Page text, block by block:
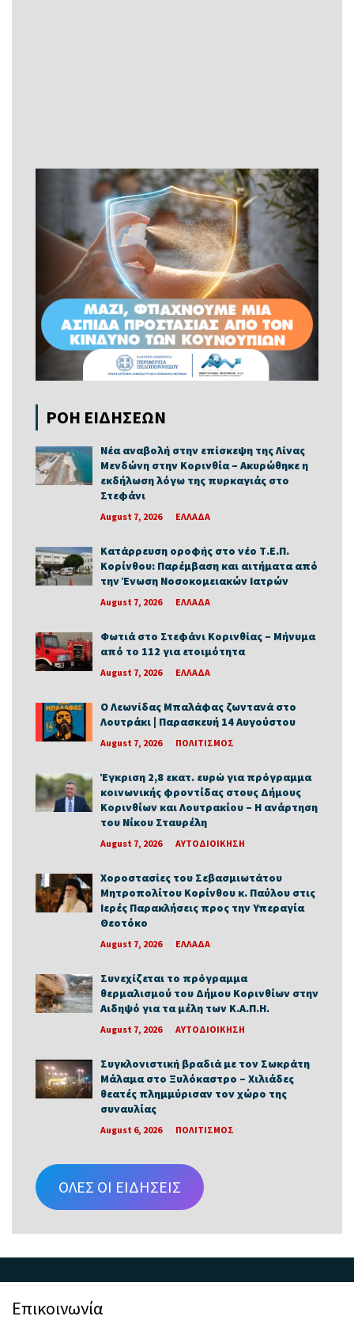
ΡΟΗ ΕΙΔΗΣΕΩΝ
Νέα αναβολή στην επίσκεψη της Λίνας
Μενδώνη στην Κορινθία – Ακυρώθηκε η
εκδήλωση λόγω της πυρκαγιάς στο
Στεφάνι
August 7, 2026 ΕΛΛΑΔΑ
Κατάρρευση οροφής στο νέο Τ.Ε.Π.
Κορίνθου: Παρέμβαση και αιτήματα από
την Ένωση Νοσοκομειακών Ιατρών
August 7, 2026 ΕΛΛΑΔΑ
Φωτιά στο Στεφάνι Κορινθίας – Μήνυμα
από το 112 για ετοιμότητα
August 7, 2026 ΕΛΛΑΔΑ
Ο Λεωνίδας Μπαλάφας ζωντανά στο
Λουτράκι | Παρασκευή 14 Αυγούστου
August 7, 2026 ΠΟΛΙΤΙΣΜΟΣ
Έγκριση 2,8 εκατ. ευρώ για πρόγραμμα
κοινωνικής φροντίδας στους Δήμους
Κορινθίων και Λουτρακίου – Η ανάρτηση
του Νίκου Σταυρέλη
August 7, 2026 ΑΥΤΟΔΙΟΙΚΗΣΗ
Χοροστασίες του Σεβασμιωτάτου
Μητροπολίτου Κορίνθου κ. Παύλου στις
Ιερές Παρακλήσεις προς την Υπεραγία
Θεοτόκο
August 7, 2026 ΕΛΛΑΔΑ
Συνεχίζεται το πρόγραμμα
θερμαλισμού του Δήμου Κορινθίων στην
Αιδηψό για τα μέλη των Κ.Α.Π.Η.
August 7, 2026 ΑΥΤΟΔΙΟΙΚΗΣΗ
Συγκλονιστική βραδιά με τον Σωκράτη
Μάλαμα στο Ξυλόκαστρο – Χιλιάδες
θεατές πλημμύρισαν τον χώρο της
συναυλίας
August 6, 2026 ΠΟΛΙΤΙΣΜΟΣ
ΟΛΕΣ ΟΙ ΕΙΔΗΣΕΙΣ
Επικοινωνία